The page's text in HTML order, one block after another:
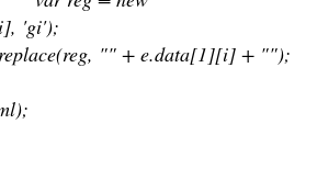
'gi');
"" + e.data[1][i] + "");